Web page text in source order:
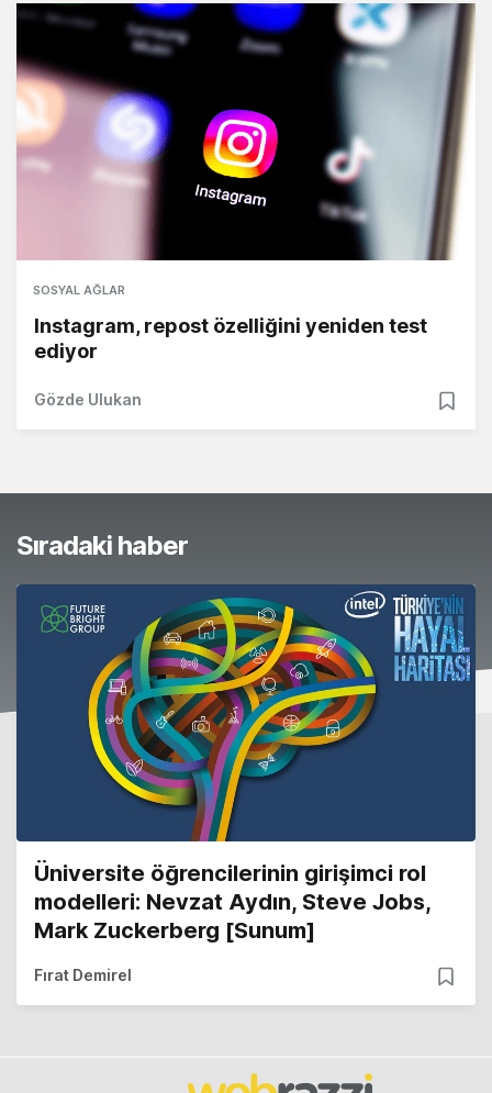
SOSYAL AĞLAR
Instagram, repost özelliğini yeniden test
ediyor
Gözde Ulukan
Sıradaki haber
Üniversite öğrencilerinin girişimci rol
modelleri: Nevzat Aydın, Steve Jobs,
Mark Zuckerberg [Sunum]
Fırat Demirel